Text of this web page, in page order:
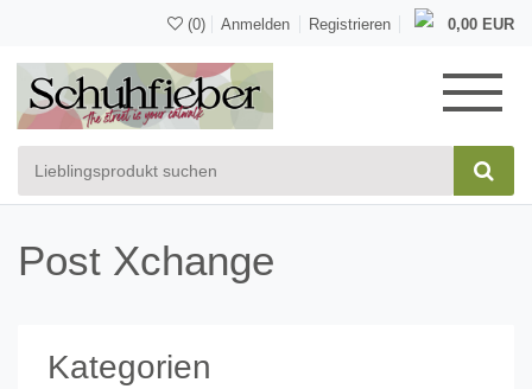
(0) Anmelden Registrieren 0,00 EUR
Post Xchange
Kategorien